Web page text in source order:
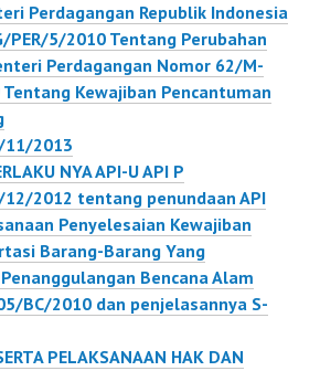
Perdagangan Republik Indonesia
PER/5/2010 Tentang Perubahan
Perdagangan Nomor 62/M-
Kewajiban Pencantuman
11/2013
NYA API-U API P
12/2012 tentang penundaan API
Penyelesaian Kewajiban
Barang-Barang Yang
Bencana Alam
BC/2010 dan penjelasannya S-
PELAKSANAAN HAK DAN